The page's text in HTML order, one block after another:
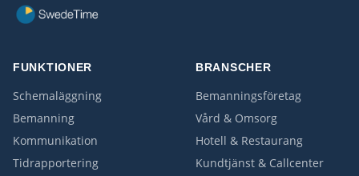
FUNKTIONER
Schemaläggning
Bemanning
Kommunikation
Tidrapportering
BRANSCHER
Bemanningsföretag
Vård & Omsorg
Hotell & Restaurang
Kundtjänst & Callcenter